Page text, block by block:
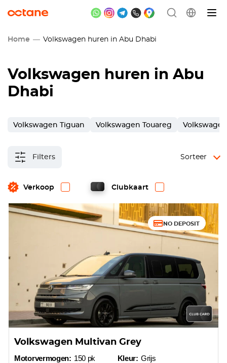
Home Volkswagen huren in Abu Dhabi
Volkswagen huren in Abu
Dhabi
Volkswagen Tiguan Volkswagen Touareg
Filters
Verkoop Clubkaart
Sorteer
NO DEPOSIT
Volkswagen Multivan Grey
Motorvermogen: 150 pk
Kleur: Grijs